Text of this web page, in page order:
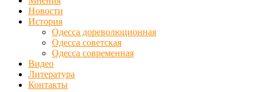
Новости
История
Одесса дореволюционная
Одесса советская
Одесса современная
Видео
Литература
Контакты